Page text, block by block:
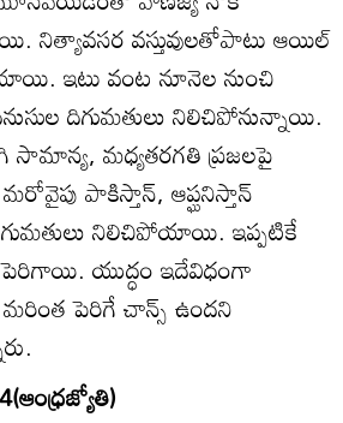
వస్తువులతోపాటు ఆయిల్‌
ఇటు వంట నూనెల నుంచి
దిగుమతులు నిలిచిపోనున్నాయి.
సామాన్య, మధ్యతరగతి ప్రజలపై
పాకిస్తాన్‌, ఆప్ఘనిస్తాన్‌
నిలిచిపోయాయి. ఇప్పటికే
పెరిగాయి. యుద్ధం ఇదేవిధంగా
పెరిగే చాన్స్‌ ఉందని